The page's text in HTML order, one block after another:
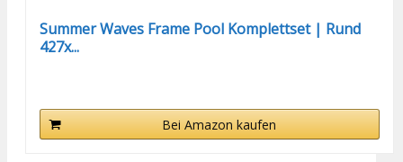
Summer Waves Frame Pool Komplettset | Rund
427x...
Bei Amazon kaufen